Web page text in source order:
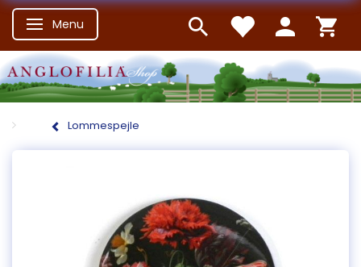
Skifte navigation
Menu
Lommespejle